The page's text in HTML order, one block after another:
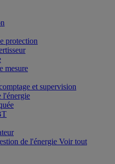
protection
mesure
et supervision
l'énergie
de l'énergie Voir tout